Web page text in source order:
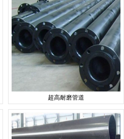
超高耐磨管道